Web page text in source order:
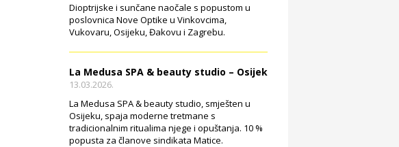
Dioptrijske i sunčane naočale s popustom u
poslovnica Nove Optike u Vinkovcima,
Vukovaru, Osijeku, Đakovu i Zagrebu.
La Medusa SPA & beauty studio – Osijek
13.03.2026.
La Medusa SPA & beauty studio, smješten u
Osijeku, spaja moderne tretmane s
tradicionalnim ritualima njege i opuštanja. 10 %
popusta za članove sindikata Matice.